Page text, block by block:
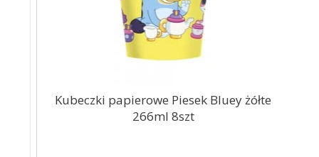
Kubeczki papierowe Piesek Bluey żółte
266ml 8szt